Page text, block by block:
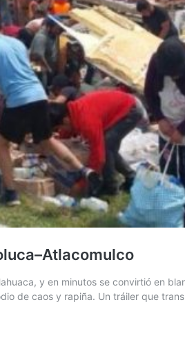
y en minutos se convirtió en
de caos y rapiña. Un tráiler que